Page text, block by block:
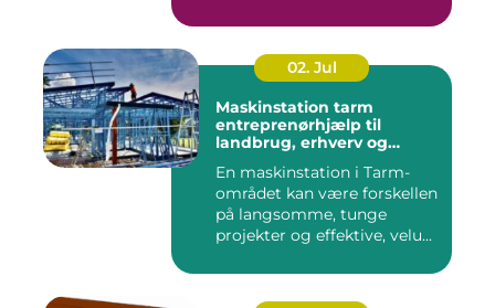
02. Jul
Maskinstation tarm
entreprenørhjælp til
landbrug, erhverv og
En maskinstation i Tarm-
området kan være forskellen
på langsomme, tunge
projekter og effektive, velu...